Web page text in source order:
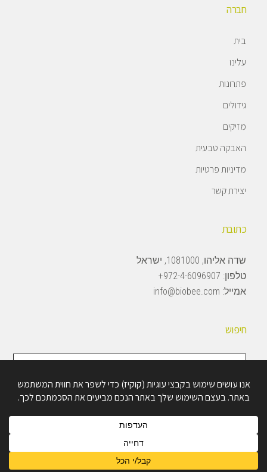
חברה
בית
עלינו
פתרונות
גידולים
מזיקים
האבקה טבעית
מדיניות פרטיות
יצירת קשר
כתובת
שדה אליהו, 1081000, ישראל
טלפון: 972-4-6096907+
אמייל: info@biobee.com
חיפוש
חיפוש